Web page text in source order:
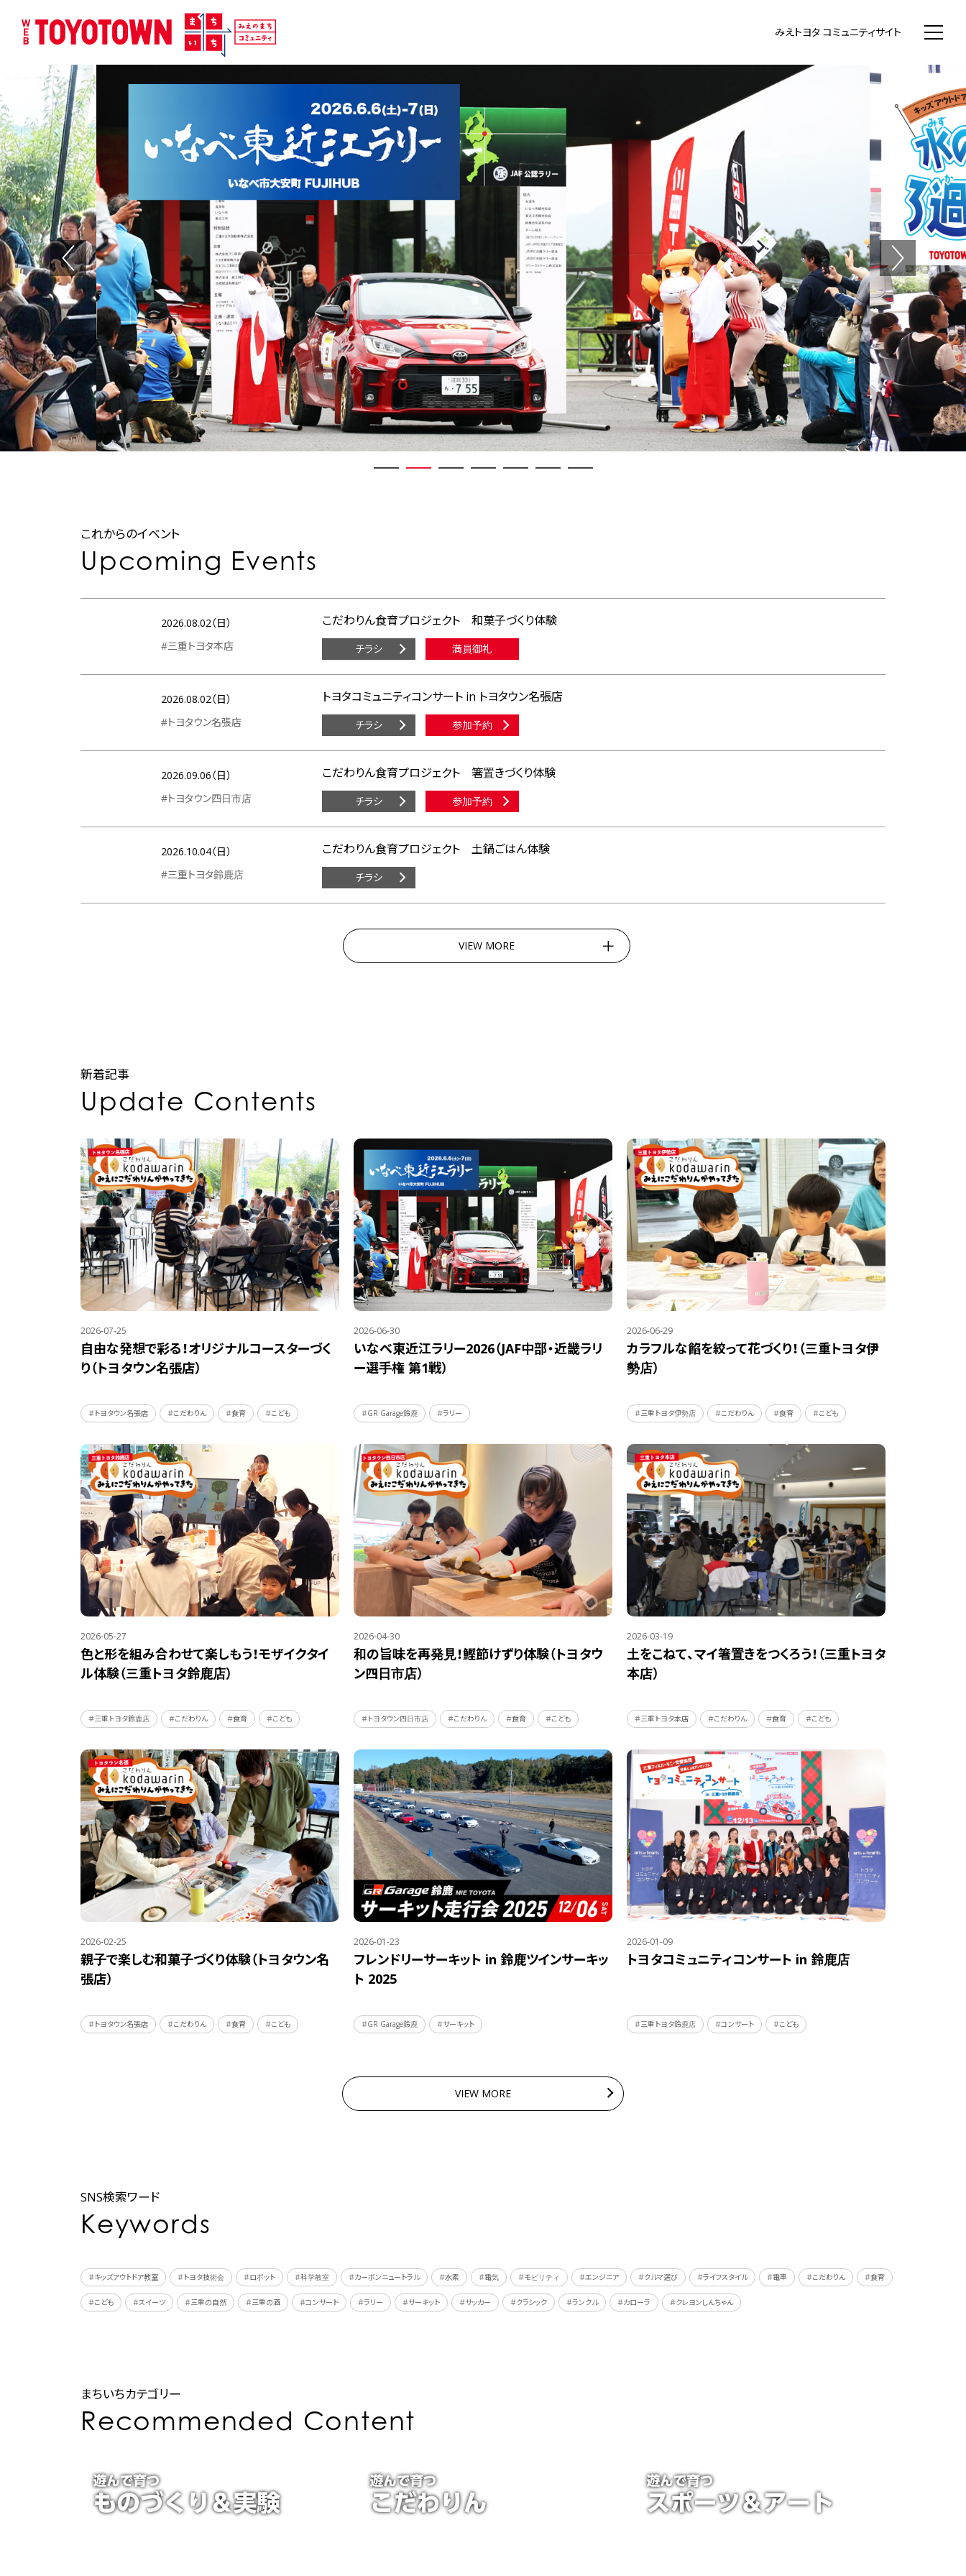
みえトヨタ コミュニティサイト
Previous Next
これからのイベント
Upcoming Events
2026.08.02（日）
#三重トヨタ本店
こだわりん食育プロジェクト 和菓子づくり体験
チラシ 満員御礼
2026.08.02（日）
#トヨタウン名張店
トヨタコミュニティコンサート in トヨタウン名張店
チラシ 参加予約
2026.09.06（日）
#トヨタウン四日市店
こだわりん食育プロジェクト 箸置きづくり体験
チラシ 参加予約
2026.10.04（日）
#三重トヨタ鈴鹿店
こだわりん食育プロジェクト 土鍋ごはん体験
チラシ
VIEW MORE
新着記事
Update Contents
2026-07-25
自由な発想で彩る！オリジナルコースターづく
り（トヨタウン名張店）
＃トヨタウン名張店 ＃こだわりん ＃食育 ＃こども
2026-06-30
いなべ東近江ラリー2026（JAF中部・近畿ラリ
ー選手権 第1戦）
＃GR Garage鈴鹿 ＃ラリー
2026-06-29
カラフルな餡を絞って花づくり！（三重トヨタ伊
勢店）
＃三重トヨタ伊勢店 ＃こだわりん ＃食育 ＃こども
2026-05-27
色と形を組み合わせて楽しもう！モザイクタイ
ル体験（三重トヨタ鈴鹿店）
＃三重トヨタ鈴鹿店 ＃こだわりん ＃食育 ＃こども
2026-04-30
和の旨味を再発見！鰹節けずり体験（トヨタウ
ン四日市店）
＃トヨタウン四日市店 ＃こだわりん ＃食育 ＃こども
2026-03-19
土をこねて、マイ箸置きをつくろう！（三重トヨタ
本店）
＃三重トヨタ本店 ＃こだわりん ＃食育 ＃こども
2026-02-25
親子で楽しむ和菓子づくり体験（トヨタウン名
張店）
＃トヨタウン名張店 ＃こだわりん ＃食育 ＃こども
2026-01-23
フレンドリーサーキット in 鈴鹿ツインサーキッ
ト 2025
＃GR Garage鈴鹿 ＃サーキット
2026-01-09
トヨタコミュニティコンサート in 鈴鹿店
＃三重トヨタ鈴鹿店 ＃コンサート ＃こども
VIEW MORE
SNS検索ワード
Keywords
＃キッズアウトドア教室 ＃トヨタ技術会 ＃ロボット ＃科学教室 ＃カーボンニュートラル ＃水素 ＃電気 ＃モビリティ ＃エンジニア ＃クルマ選び ＃ライフスタイル ＃電車 ＃こだわりん ＃食育
＃こども ＃スイーツ ＃三重の自然 ＃三重の酒 ＃コンサート ＃ラリー ＃サーキット ＃サッカー ＃クラシック ＃ランクル ＃カローラ ＃クレヨンしんちゃん
まちいちカテゴリー
Recommended Content